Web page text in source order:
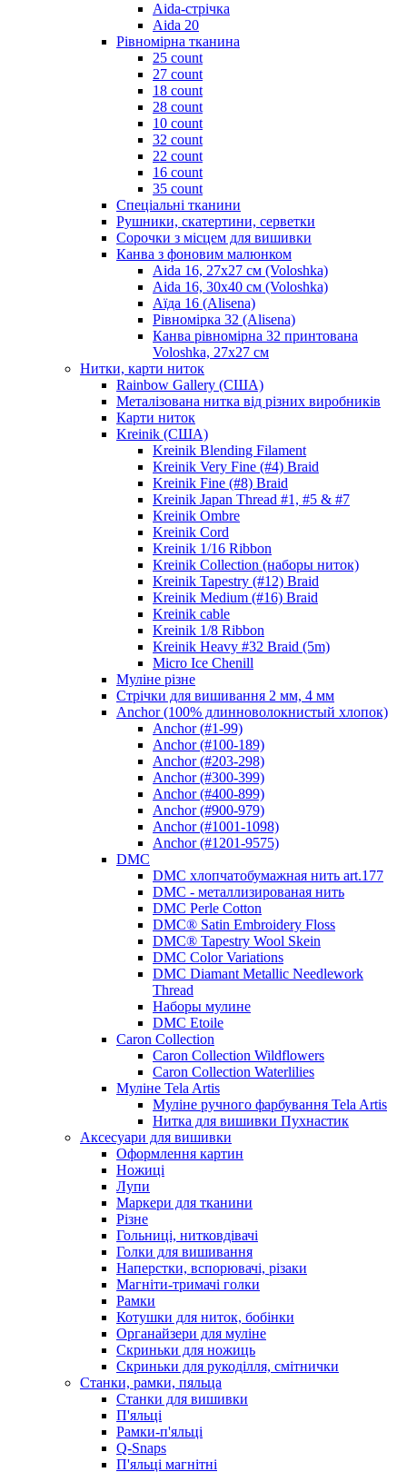
Aida-стрічка
Aida 20
Рівномірна тканина
25 count
27 count
18 count
28 count
10 count
32 count
22 count
16 count
35 count
Спеціальні тканини
Рушники, скатертини, серветки
Сорочки з місцем для вишивки
Канва з фоновим малюнком
Aida 16, 27х27 см (Voloshka)
Aida 16, 30х40 см (Voloshka)
Аїда 16 (Alisena)
Рівномірка 32 (Alisena)
Канва рівномірна 32 принтована
Voloshka, 27х27 см
Нитки, карти ниток
Rainbow Gallery (США)
Металізована нитка від різних виробників
Карти ниток
Kreinik (США)
Kreinik Blending Filament
Kreinik Very Fine (#4) Braid
Kreinik Fine (#8) Braid
Kreinik Japan Thread #1, #5 & #7
Kreinik Ombre
Kreinik Cord
Kreinik 1/16 Ribbon
Kreinik Collection (наборы ниток)
Kreinik Tapestry (#12) Braid
Kreinik Medium (#16) Braid
Kreinik cable
Kreinik 1/8 Ribbon
Kreinik Heavy #32 Braid (5m)
Micro Ice Chenill
Муліне різне
Стрічки для вишивання 2 мм, 4 мм
Anchor (100% длинноволокнистый хлопок)
Anchor (#1-99)
Anchor (#100-189)
Anchor (#203-298)
Anchor (#300-399)
Anchor (#400-899)
Anchor (#900-979)
Anchor (#1001-1098)
Anchor (#1201-9575)
DMC
DMC хлопчатобумажная нить art.177
DMC - металлизированая нить
DMC Perle Cotton
DMC® Satin Embroidery Floss
DMC® Tapestry Wool Skein
DMC Color Variations
DMC Diamant Metallic Needlework
Thread
Наборы мулине
DMC Etoile
Caron Collection
Caron Collection Wildflowers
Caron Collection Waterlilies
Муліне Tela Artis
Муліне ручного фарбування Tela Artis
Нитка для вишивки Пухнастик
Аксесуари для вишивки
Оформлення картин
Ножиці
Лупи
Маркери для тканини
Різне
Гольниці, нитковдівачі
Голки для вишивання
Наперстки, вспорювачі, різаки
Магніти-тримачі голки
Рамки
Котушки для ниток, бобінки
Органайзери для муліне
Скриньки для ножиць
Скриньки для рукоділля, смітнички
Станки, рамки, пяльца
Станки для вишивки
П'яльці
Рамки-п'яльці
Q-Snaps
П'яльці магнітні